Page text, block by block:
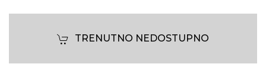
TRENUTNO NEDOSTUPNO